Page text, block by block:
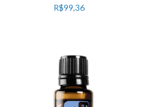
R$99,36